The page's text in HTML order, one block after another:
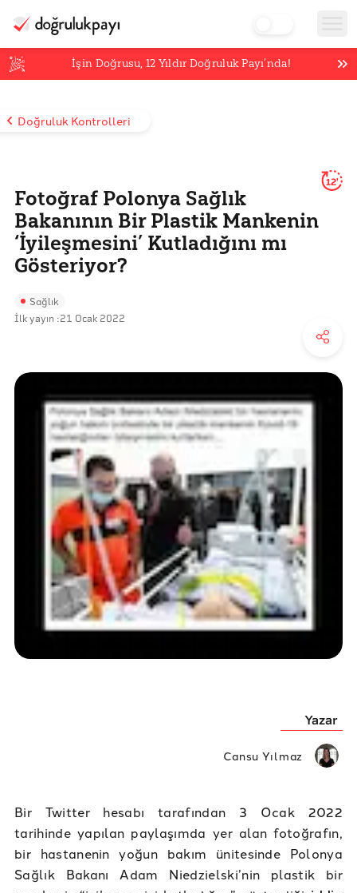
İşin Doğrusu,12 Yıldır Doğruluk Payı’nda!
Doğruluk Kontrolleri
Fotoğraf Polonya Sağlık
Bakanının Bir Plastik Mankenin
‘İyileşmesini’ Kutladığını mı
Gösteriyor?
12'
Sağlık
İlk yayın :21 Ocak 2022
Yazar
Cansu Yılmaz
Bir Twitter hesabı tarafından 3 Ocak 2022
tarihinde yapılan paylaşımda yer alan fotoğrafın,
bir hastanenin yoğun bakım ünitesinde Polonya
Sağlık Bakanı Adam Niedzielski’nin plastik bir